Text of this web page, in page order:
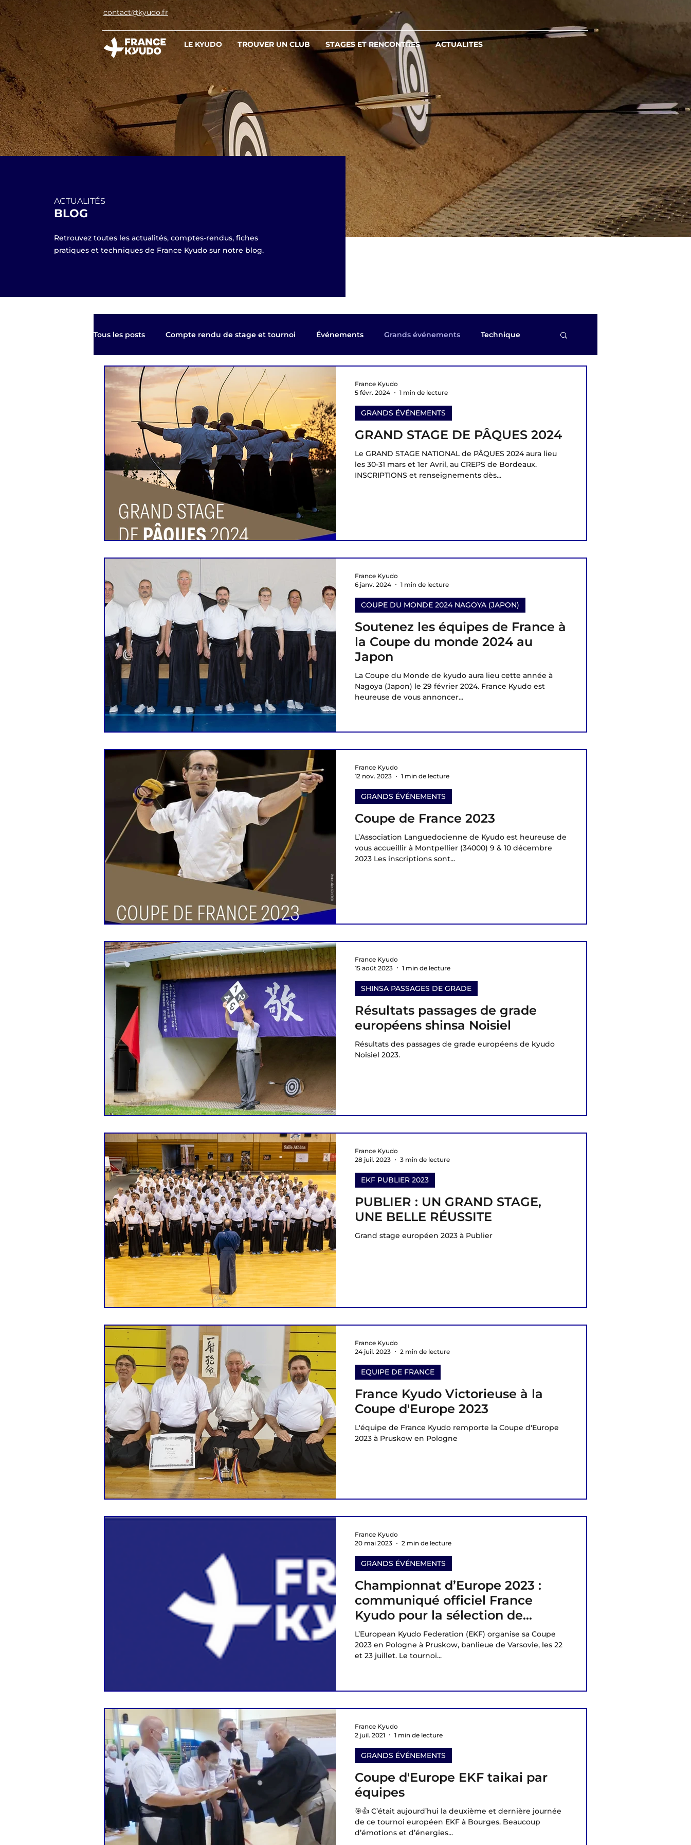
contact@kyudo.fr
LE KYUDO TROUVER UN CLUB STAGES ET RENCONTRES ACTUALITES
ACTUALITÉS
BLOG
Retrouvez toutes les actualités, comptes-rendus, fiches
pratiques et techniques de France Kyudo sur notre blog.
Tous les posts Compte rendu de stage et tournoi Événements Grands événements Technique
Kyudo TV Les clubs de France Kyudo
Equipe de France EKF Publier 2023 shinsa passages de grade Coupe du Monde 2024 Nagoya (Japon)
EKF Bourges 2021
GRAND STAGE DE PÂQUES 2024
Le GRAND STAGE NATIONAL de PÂQUES 2024 aura lieu
les 30-31 mars et 1er Avril, au CREPS de Bordeaux.
INSCRIPTIONS et renseignements dès...
GRANDS ÉVÉNEMENTS
France Kyudo
5 févr. 2024
1 min de lecture
Soutenez les équipes de France à
la Coupe du monde 2024 au
Japon
La Coupe du Monde de kyudo aura lieu cette année à
Nagoya (Japon) le 29 février 2024. France Kyudo est
heureuse de vous annoncer...
COUPE DU MONDE 2024 NAGOYA (JAPON)
France Kyudo
6 janv. 2024
1 min de lecture
Coupe de France 2023
L’Association Languedocienne de Kyudo est heureuse de
vous accueillir à Montpellier (34000) 9 & 10 décembre
2023 Les inscriptions sont...
GRANDS ÉVÉNEMENTS
France Kyudo
12 nov. 2023
1 min de lecture
Résultats passages de grade
européens shinsa Noisiel
Résultats des passages de grade européens de kyudo
Noisiel 2023.
SHINSA PASSAGES DE GRADE
France Kyudo
15 août 2023
1 min de lecture
PUBLIER : UN GRAND STAGE,
UNE BELLE RÉUSSITE
Grand stage européen 2023 à Publier
EKF PUBLIER 2023
France Kyudo
28 juil. 2023
3 min de lecture
France Kyudo Victorieuse à la
Coupe d'Europe 2023
L'équipe de France Kyudo remporte la Coupe d'Europe
2023 à Pruskow en Pologne
EQUIPE DE FRANCE
France Kyudo
24 juil. 2023
2 min de lecture
Championnat d’Europe 2023 :
communiqué officiel France
Kyudo pour la sélection de
l’équipe de France
L’European Kyudo Federation (EKF) organise sa Coupe
2023 en Pologne à Pruskow, banlieue de Varsovie, les 22
et 23 juillet. Le tournoi...
GRANDS ÉVÉNEMENTS
France Kyudo
20 mai 2023
2 min de lecture
Coupe d'Europe EKF taikai par
équipes
🎯👍 C’était aujourd’hui la deuxième et dernière journée
de ce tournoi européen EKF à Bourges. Beaucoup
d’émotions et d’énergies...
GRANDS ÉVÉNEMENTS
France Kyudo
2 juil. 2021
1 min de lecture